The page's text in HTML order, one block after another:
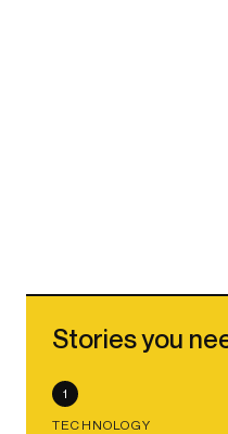
Stories you
1
TECHNOLOGY